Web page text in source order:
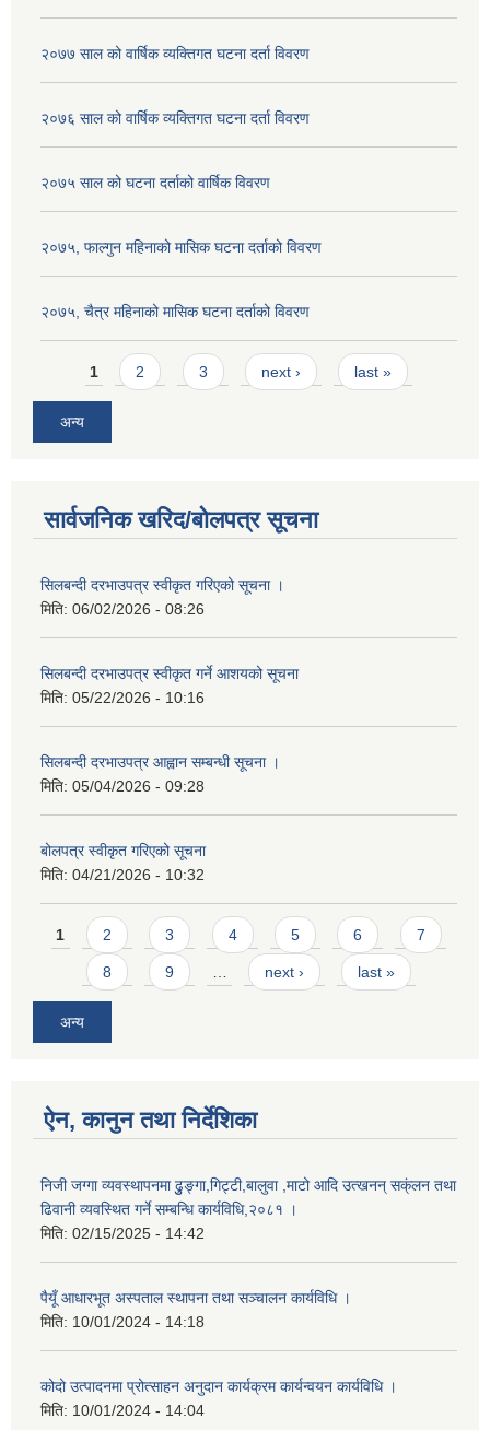
२०७७ साल को वार्षिक व्यक्तिगत घटना दर्ता विवरण
२०७६ साल को वार्षिक व्यक्तिगत घटना दर्ता विवरण
२०७५ साल को घटना दर्ताको वार्षिक विवरण
२०७५, फाल्गुन महिनाको मासिक घटना दर्ताको विवरण
२०७५, चैत्र महिनाको मासिक घटना दर्ताको विवरण
Pages
1 2 3 next › last »
अन्य
सार्वजनिक खरिद/बोलपत्र सूचना
सिलबन्दी दरभाउपत्र स्वीकृत गरिएको सूचना ।
मिति: 06/02/2026 - 08:26
सिलबन्दी दरभाउपत्र स्वीकृत गर्ने आशयको सूचना
मिति: 05/22/2026 - 10:16
सिलबन्दी दरभाउपत्र आह्वान सम्बन्धी सूचना ।
मिति: 05/04/2026 - 09:28
बोलपत्र स्वीकृत गरिएको सूचना
मिति: 04/21/2026 - 10:32
Pages
1 2 3 4 5 6 7
8 9 next › last »
अन्य
ऐन, कानुन तथा निर्देशिका
निजी जग्गा व्यवस्थापनमा ढुुङ्गा,गिट्टी,बालुवा ,माटो आदि उत्खनन् सक्ंलन तथा
ढिवानी व्यवस्थित गर्ने सम्बन्धि कार्यविधि,२०८१ ।
मिति: 02/15/2025 - 14:42
पैयूँ आधारभूत अस्पताल स्थापना तथा सञ्चालन कार्यविधि ।
मिति: 10/01/2024 - 14:18
कोदो उत्पादनमा प्रोत्साहन अनुदान कार्यक्रम कार्यन्वयन कार्यविधि ।
मिति: 10/01/2024 - 14:04